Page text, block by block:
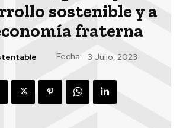
sostenible y a
fraterna
Fecha: 3 Julio, 2023